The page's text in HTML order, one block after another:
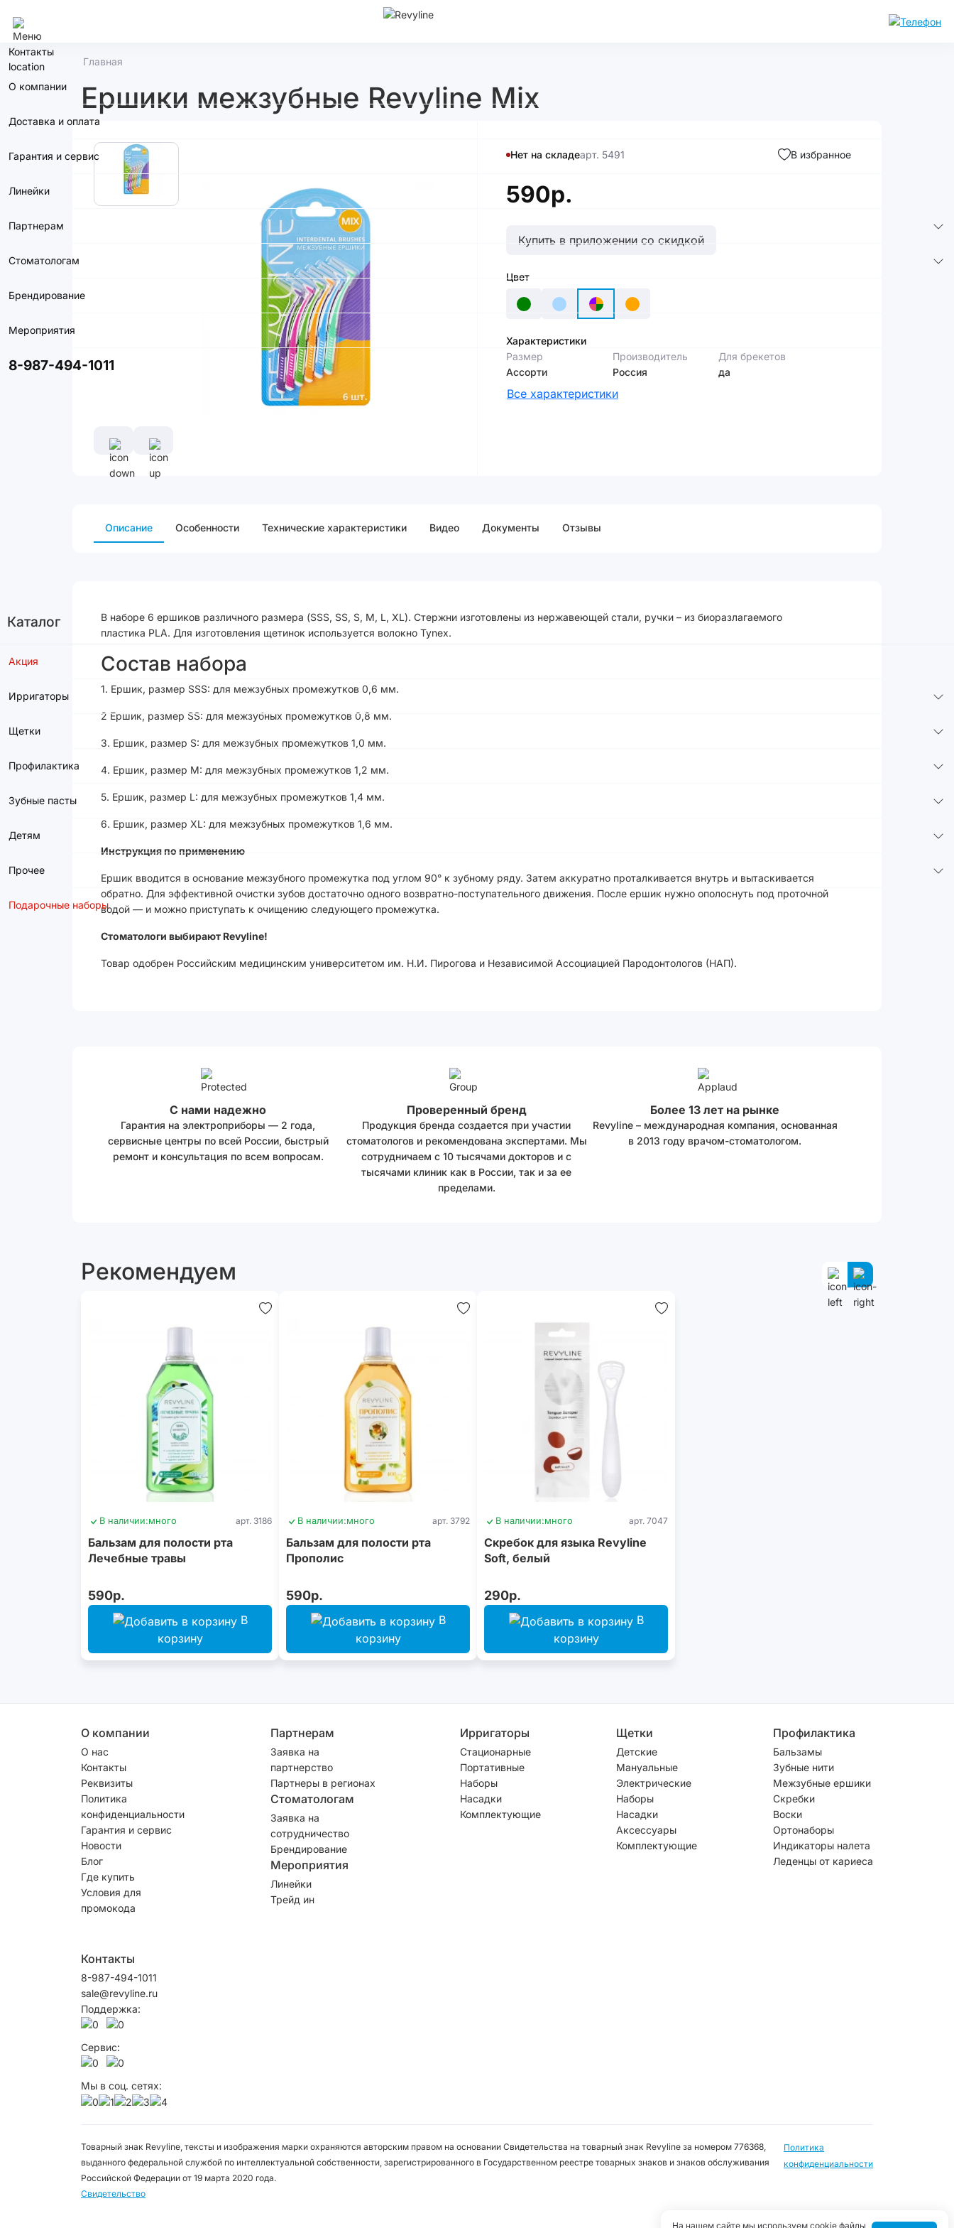
Контакты
О компании
Доставка и оплата
Гарантия и сервис
Линейки
Партнерам
Стоматологам
Брендирование
Мероприятия
8-987-494-1011
Каталог
Акция
Ирригаторы
Щетки
Профилактика
Зубные пасты
Детям
Прочее
Подарочные наборы
Главная
Ершики межзубные Revyline Mix
Нет на складеарт. 5491 В избранное
590р.
Купить в приложении со скидкой
Цвет
Характеристики
Размер
Ассорти
Производитель
Россия
Для брекетов
да
Все характеристики
Описание Особенности Технические характеристики Видео Документы Отзывы
В наборе 6 ершиков различного размера (SSS, SS, S, M, L, XL). Стержни изготовлены из нержавеющей стали, ручки – из биоразлагаемого
пластика PLA. Для изготовления щетинок используется волокно Tynex.
Состав набора
1. Ершик, размер SSS: для межзубных промежутков 0,6 мм.
2 Ершик, размер SS: для межзубных промежутков 0,8 мм.
3. Ершик, размер S: для межзубных промежутков 1,0 мм.
4. Ершик, размер M: для межзубных промежутков 1,2 мм.
5. Ершик, размер L: для межзубных промежутков 1,4 мм.
6. Ершик, размер XL: для межзубных промежутков 1,6 мм.
Инструкция по применению
Ершик вводится в основание межзубного промежутка под углом 90° к зубному ряду. Затем аккуратно проталкивается внутрь и вытаскивается
обратно. Для эффективной очистки зубов достаточно одного возвратно-поступательного движения. После ершик нужно ополоснуть под проточной
водой — и можно приступать к очищению следующего промежутка.
Стоматологи выбирают Revyline!
Товар одобрен Российским медицинским университетом им. Н.И. Пирогова и Независимой Ассоциацией Пародонтологов (НАП).
С нами надежно
Гарантия на электроприборы — 2 года,
сервисные центры по всей России, быстрый
ремонт и консультация по всем вопросам.
Проверенный бренд
Продукция бренда создается при участии
стоматологов и рекомендована экспертами. Мы
сотрудничаем с 10 тысячами докторов и с
тысячами клиник как в России, так и за ее
пределами.
Более 13 лет на рынке
Revyline – международная компания, основанная
в 2013 году врачом-стоматологом.
Рекомендуем
В наличии:много арт. 3186
Бальзам для полости рта
Лечебные травы
590р.
В
корзину
В наличии:много арт. 3792
Бальзам для полости рта
Прополис
590р.
В
корзину
В наличии:много арт. 7047
Скребок для языка Revyline
Soft, белый
290р.
В
корзину
О компании
О нас
Контакты
Реквизиты
Политика
конфиденциальности
Гарантия и сервис
Новости
Блог
Где купить
Условия для
промокода
Партнерам
Заявка на
партнерство
Партнеры в регионах
Стоматологам
Заявка на
сотрудничество
Брендирование
Мероприятия
Линейки
Трейд ин
Ирригаторы
Стационарные
Портативные
Наборы
Насадки
Комплектующие
Щетки
Детские
Мануальные
Электрические
Наборы
Насадки
Аксессуары
Комплектующие
Профилактика
Бальзамы
Зубные нити
Межзубные ершики
Скребки
Воски
Ортонаборы
Индикаторы налета
Леденцы от кариеса
Контакты
8-987-494-1011
sale@revyline.ru
Поддержка:
Сервис:
Мы в соц. сетях:
Товарный знак Revyline, тексты и изображения марки охраняются авторским правом на основании Свидетельства на товарный знак Revyline за номером 776368,
выданного федеральной службой по интеллектуальной собственности, зарегистрированного в Государственном реестре товарных знаков и знаков обслуживания
Российской Федерации от 19 марта 2020 года.
Свидетельство
Политика
конфиденциальности
На нашем сайте мы используем cookie файлы